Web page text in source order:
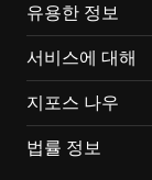
Slay the Spire
4인 4색, 저마
유한 카드와 필
창조하는 기회
완전히 다른 전
유용한 정보
서비스에 대해
지포스 나우
법률 정보